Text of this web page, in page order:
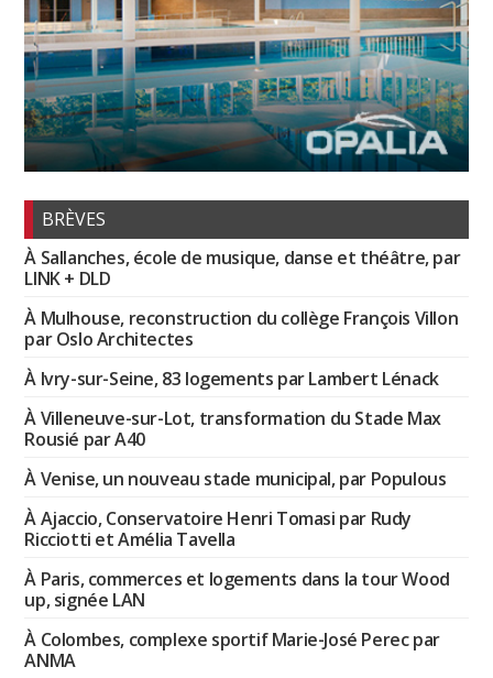
BRÈVES
À Sallanches, école de musique, danse et théâtre, par
LINK + DLD
À Mulhouse, reconstruction du collège François Villon
par Oslo Architectes
À Ivry-sur-Seine, 83 logements par Lambert Lénack
À Villeneuve-sur-Lot, transformation du Stade Max
Rousié par A40
À Venise, un nouveau stade municipal, par Populous
À Ajaccio, Conservatoire Henri Tomasi par Rudy
Ricciotti et Amélia Tavella
À Paris, commerces et logements dans la tour Wood
up, signée LAN
À Colombes, complexe sportif Marie-José Perec par
ANMA